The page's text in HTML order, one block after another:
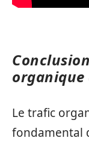
organique
Le trafic
fondamental